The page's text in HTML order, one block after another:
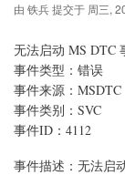
由 铁兵提交于 周三,
无法启动 MS DTC
事件类型：错误
事件来源：MSDTC
事件类别：SVC
事件ID：4112
事件描述：无法启